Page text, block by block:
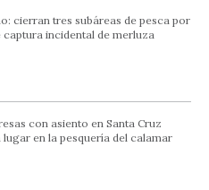
cierran tres subáreas de pesca por
captura incidental de merluza
con asiento en Santa Cruz
lugar en la pesquería del calamar